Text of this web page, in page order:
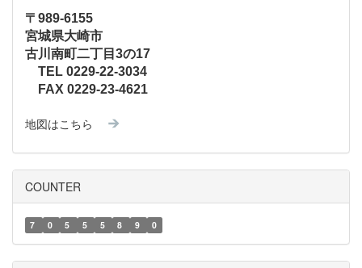
〒989-6155
宮城県大崎市
古川南町二丁目3の17
TEL 0229-22-3034
FAX 0229-23-4621
地図はこちら
COUNTER
7 0 5 5 5 8 9 0